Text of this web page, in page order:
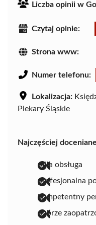
Liczba opinii w
Czytaj opinie:
Strona www:
Numer telefonu:
Lokalizacja:
Piekary Śląskie
Najczęściej
miła obsługa
profesjonalna
kompetentny
dobrze